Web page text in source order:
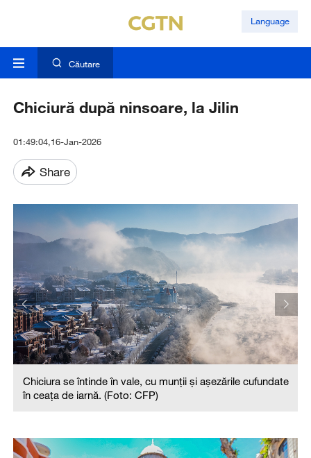
Language
Căutare
Chiciură după ninsoare, la Jilin
01:49:04,16-Jan-2026
Share
Chiciura se întinde în vale, cu munții și așezările cufundate
în ceața de iarnă. (Foto: CFP)